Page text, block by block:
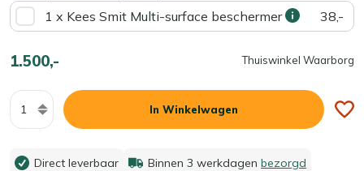
1 x Kees Smit Multi-surface beschermer
38,-
1.500,- Thuiswinkel Waarborg
Aantal
In Winkelwagen
Direct leverbaar Binnen 3 werkdagen bezorgd